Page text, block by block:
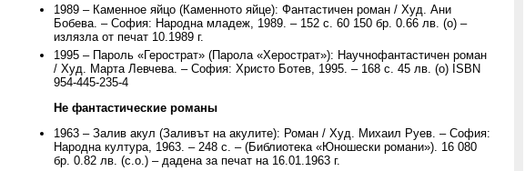
1989 – Каменное яйцо (Каменното яйце): Фантастичен роман / Худ. Ани
Бобева. – София: Народна младеж, 1989. – 152 с. 60 150 бр. 0.66 лв. (о) –
излязла от печат 10.1989 г.
1995 – Пароль «Герострат» (Парола «Херострат»): Научнофантастичен роман
/ Худ. Марта Левчева. – София: Христо Ботев, 1995. – 168 с. 45 лв. (о) ISBN
954-445-235-4
Не фантастические романы
1963 – Залив акул (Заливът на акулите): Роман / Худ. Михаил Руев. – София:
Народна култура, 1963. – 248 с. – (Библиотека «Юношески романи»). 16 080
бр. 0.82 лв. (с.о.) – дадена за печат на 16.01.1963 г.